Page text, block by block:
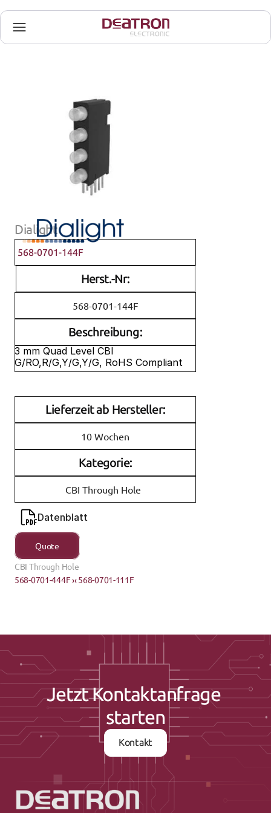
Dialight
568-0701-144F
Herst.-Nr:
568-0701-144F
Beschreibung:
3 mm Quad Level CBI
G/RO,R/G,Y/G,Y/G, RoHS Compliant
Lieferzeit ab Hersteller:
10 Wochen
Kategorie:
CBI Through Hole
Datenblatt
Quote
CBI Through Hole
568-0701-444F ›‹ 568-0701-111F
Jetzt Kontaktanfrage
starten
Kontakt